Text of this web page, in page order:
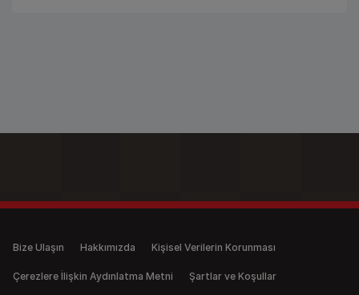
Legal (anonymous)
Bize Ulaşın Hakkımızda Kişisel Verilerin Korunması
Çerezlere İlişkin Aydınlatma Metni Şartlar ve Koşullar